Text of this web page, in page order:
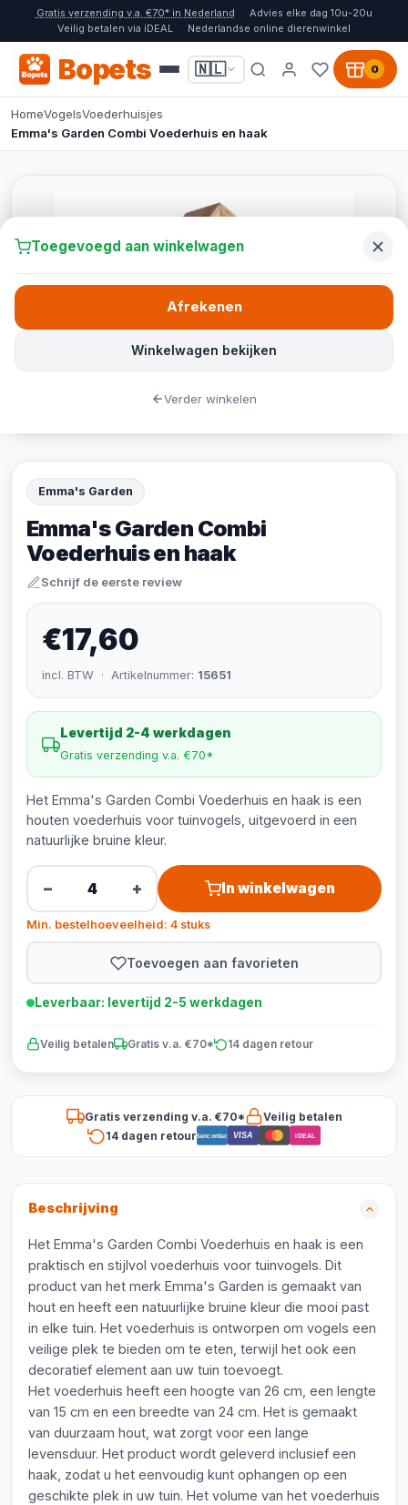
Gratis verzending v.a. €70* in Nederland
Advies elke dag 10u-20u
Veilig betalen via iDEAL
Nederlandse online dierenwinkel
Bopets 🇳🇱 0
HomeVogelsVoederhuisjes
Emma's Garden Combi Voederhuis en haak
Emma's Garden
Emma's Garden Combi
Voederhuis en haak
Schrijf de eerste review
€17,60
incl. BTW · Artikelnummer: 15651
Levertijd 2-4 werkdagen
Gratis verzending v.a. €70*
Het Emma's Garden Combi Voederhuis en haak is een
houten voederhuis voor tuinvogels, uitgevoerd in een
natuurlijke bruine kleur.
− + In winkelwagen
Min. bestelhoeveelheid: 4 stuks
Toevoegen aan favorieten
Leverbaar: levertijd 2-5 werkdagen
Veilig betalen Gratis v.a. €70* 14 dagen retour
Gratis verzending v.a. €70*
Veilig betalen
14 dagen retourBancontact VISA iDEAL
Beschrijving
Het Emma's Garden Combi Voederhuis en haak is een
praktisch en stijlvol voederhuis voor tuinvogels. Dit
product van het merk Emma's Garden is gemaakt van
hout en heeft een natuurlijke bruine kleur die mooi past
in elke tuin. Het voederhuis is ontworpen om vogels een
veilige plek te bieden om te eten, terwijl het ook een
decoratief element aan uw tuin toevoegt.
Het voederhuis heeft een hoogte van 26 cm, een lengte
van 15 cm en een breedte van 24 cm. Het is gemaakt
van duurzaam hout, wat zorgt voor een lange
levensduur. Het product wordt geleverd inclusief een
haak, zodat u het eenvoudig kunt ophangen op een
geschikte plek in uw tuin. Het volume van het voederhuis
Toegevoegd aan winkelwagen
Winkelwagen bekijken
Afrekenen
Verder winkelen